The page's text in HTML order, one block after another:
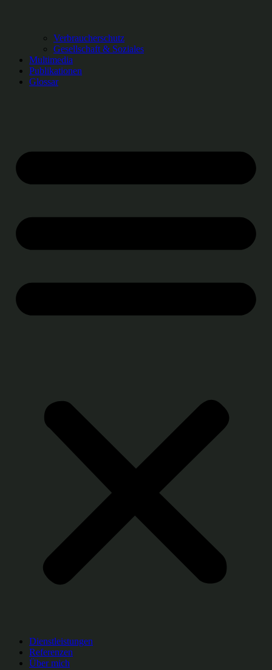
Verbraucherschutz
Gesellschaft & Soziales
Multimedia
Publikationen
Glossar
Dienstleistungen
Referenzen
Über mich